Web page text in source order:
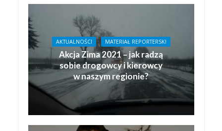
AKTUALNOŚCI MATERIAŁ REPORTERSKI
Akcja Zima 2021 – jak radzą
sobie drogowcy i kierowcy
w naszym regionie?